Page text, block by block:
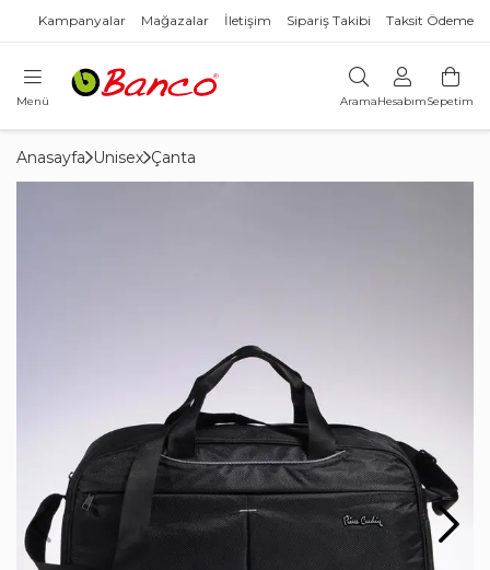
Kampanyalar Mağazalar İletişim Sipariş Takibi Taksit Ödeme
Menü AramaHesabımSepetim
Anasayfa Unisex Çanta